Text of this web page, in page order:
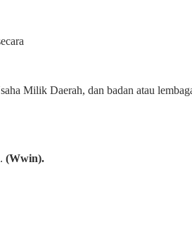
Milik Daerah, dan badan atau
(Wwin).